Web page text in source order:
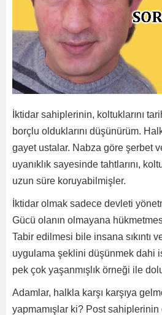
İktidar sahiplerinin, koltuklarını
borçlu olduklarını düşünürüm.
gayet ustalar. Nabza göre şerbet
uyanıklık sayesinde tahtlarını,
uzun süre koruyabilmişler.
İktidar olmak sadece devleti
Gücü olanın olmayana
Tabir edilmesi bile insana sıkıntı
uygulama şeklini düşünmek dahi
pek çok yaşanmışlık örneği ile
Adamlar, halkla karşı karşıya
yapmamışlar ki? Post